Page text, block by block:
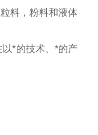
料，粉料和液体
*的技术、*的产